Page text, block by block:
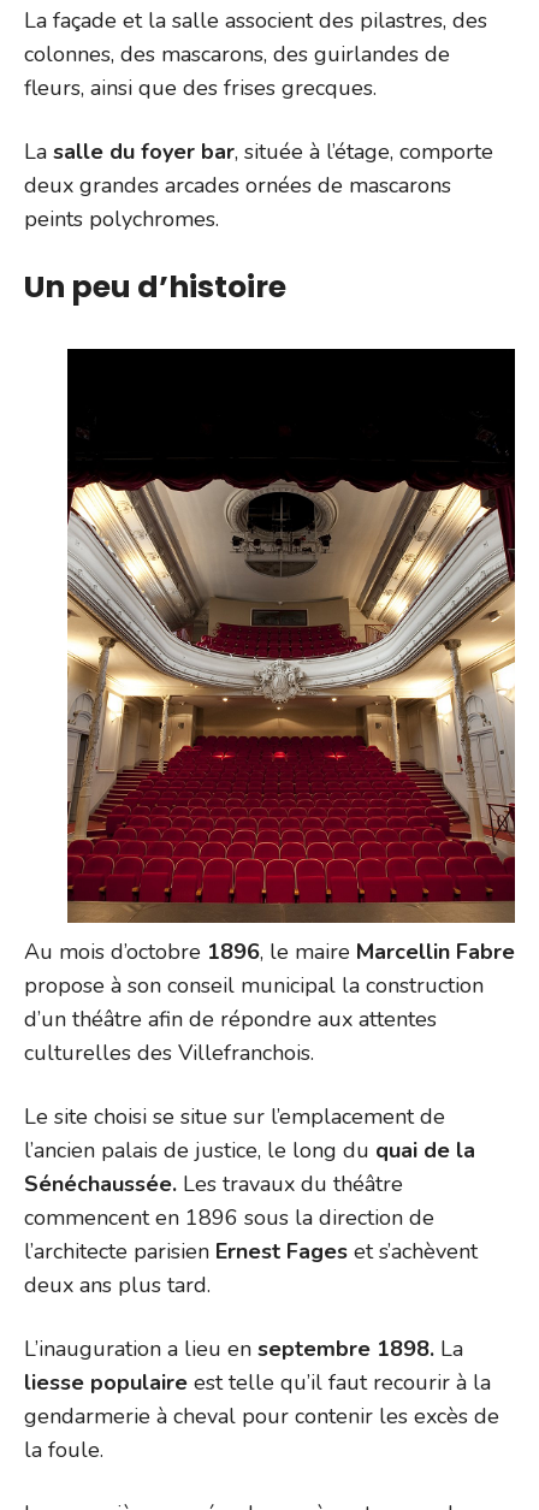
La façade et la salle associent des pilastres, des
colonnes, des mascarons, des guirlandes de
fleurs, ainsi que des frises grecques.
La salle du foyer bar, située à l’étage, comporte
deux grandes arcades ornées de mascarons
peints polychromes.
Un peu d’histoire
Au mois d’octobre 1896, le maire Marcellin Fabre
propose à son conseil municipal la construction
d’un théâtre afin de répondre aux attentes
culturelles des Villefranchois.
Le site choisi se situe sur l’emplacement de
l’ancien palais de justice, le long du quai de la
Sénéchaussée. Les travaux du théâtre
commencent en 1896 sous la direction de
l’architecte parisien Ernest Fages et s’achèvent
deux ans plus tard.
L’inauguration a lieu en septembre 1898. La
liesse populaire est telle qu’il faut recourir à la
gendarmerie à cheval pour contenir les excès de
la foule.